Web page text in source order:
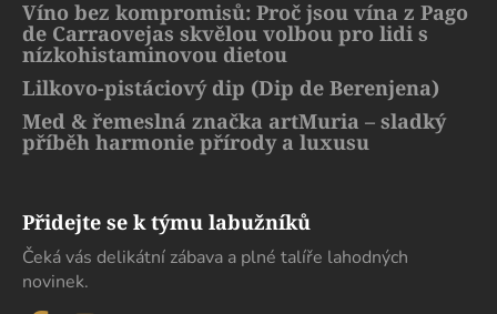
Víno bez kompromisů: Proč jsou vína z Pago
de Carraovejas skvělou volbou pro lidi s
nízkohistaminovou dietou
Lilkovo-pistáciový dip (Dip de Berenjena)
Med & řemeslná značka artMuria – sladký
příběh harmonie přírody a luxusu
Přidejte se k týmu labužníků
Čeká vás delikátní zábava a plné talíře lahodných
novinek.